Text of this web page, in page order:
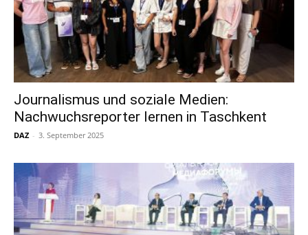
Journalismus und soziale Medien:
Nachwuchsreporter lernen in Taschkent
DAZ - 3. September 2025